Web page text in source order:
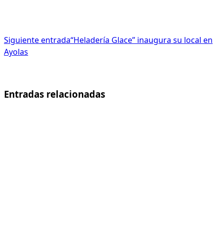
Siguiente entrada“Heladería Glace” inaugura su local en
Ayolas
Entradas relacionadas